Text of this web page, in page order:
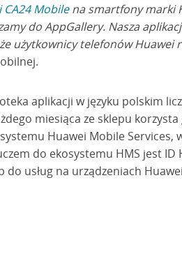
CA24 Mobilena smartfony marki
do AppGallery. Nasza
użytkownicy telefonów Huawei
aplikacji w języku polskim
miesiąca ze sklepu
Huawei Mobile Services,
do ekosystemu HMS jest ID
usług na urządzeniach